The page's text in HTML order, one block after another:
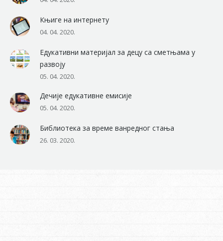
Књиге на интернету
04. 04. 2020.
Едукативни материјал за децу са сметњама у
развоју
05. 04. 2020.
Дечије едукативне емисије
05. 04. 2020.
Библиотека за време ванредног стања
26. 03. 2020.